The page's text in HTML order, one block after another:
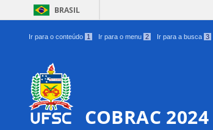
BRASIL
Ir para o conteúdo 1 Ir para o menu 2 Ir para a busca 3
COBRAC